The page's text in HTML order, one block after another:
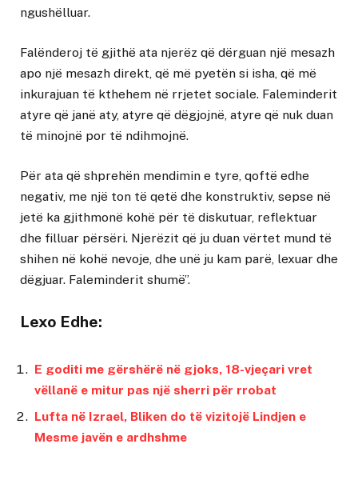
ngushëlluar.
Falënderoj të gjithë ata njerëz që dërguan një mesazh
apo një mesazh direkt, që më pyetën si isha, që më
inkurajuan të kthehem në rrjetet sociale. Faleminderit
atyre që janë aty, atyre që dëgjojnë, atyre që nuk duan
të minojnë por të ndihmojnë.
Për ata që shprehën mendimin e tyre, qoftë edhe
negativ, me një ton të qetë dhe konstruktiv, sepse në
jetë ka gjithmonë kohë për të diskutuar, reflektuar
dhe filluar përsëri. Njerëzit që ju duan vërtet mund të
shihen në kohë nevoje, dhe unë ju kam parë, lexuar dhe
dëgjuar. Faleminderit shumë”.
Lexo Edhe:
E goditi me gërshërë në gjoks, 18-vjeçari vret
vëllanë e mitur pas një sherri për rrobat
Lufta në Izrael, Bliken do të vizitojë Lindjen e
Mesme javën e ardhshme